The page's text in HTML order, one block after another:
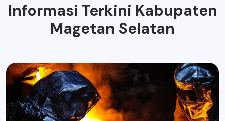
Informasi Terkini Kabupaten
Magetan Selatan